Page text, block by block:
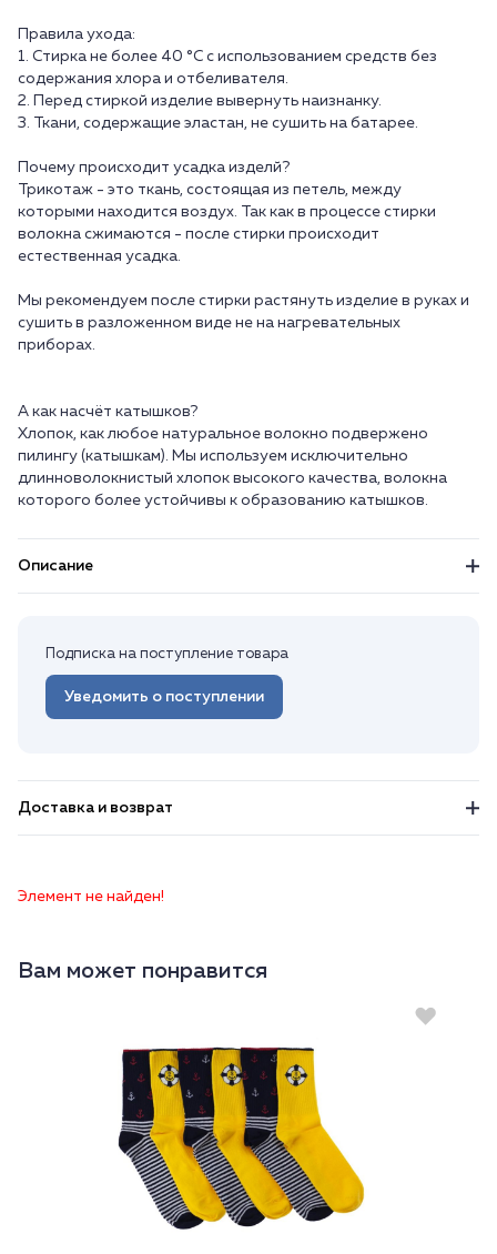
Правила ухода:
1. Стирка не более 40 °C с использованием средств без
содержания хлора и отбеливателя.
2. Перед стиркой изделие вывернуть наизнанку.
3. Ткани, содержащие эластан, не сушить на батарее.
Почему происходит усадка изделй?
Трикотаж - это ткань, состоящая из петель, между
которыми находится воздух. Так как в процессе стирки
волокна сжимаются - после стирки происходит
естественная усадка.
Мы рекомендуем после стирки растянуть изделие в руках и
сушить в разложенном виде не на нагревательных
приборах.
А как насчёт катышков?
Хлопок, как любое натуральное волокно подвержено
пилингу (катышкам). Мы используем исключительно
длинноволокнистый хлопок высокого качества, волокна
Описание
Подписка на поступление товара
Уведомить о поступлении
Доставка и возврат
Элемент не найден!
Вам может понравится